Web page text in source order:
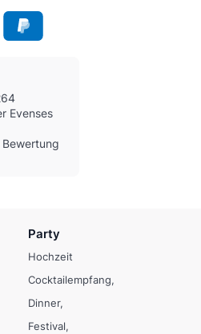
Evenses
Party
Hochzeit
Cocktailempfang
Dinner
Festival